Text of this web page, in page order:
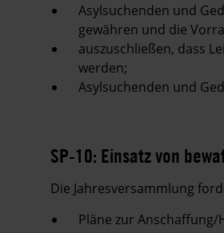
Asylsuchenden und
gewähren und die
auszuschließen, dass
werden;
Asylsuchenden und
SP-10: Einsatz von
Die Jahresversammlung
Pläne zur